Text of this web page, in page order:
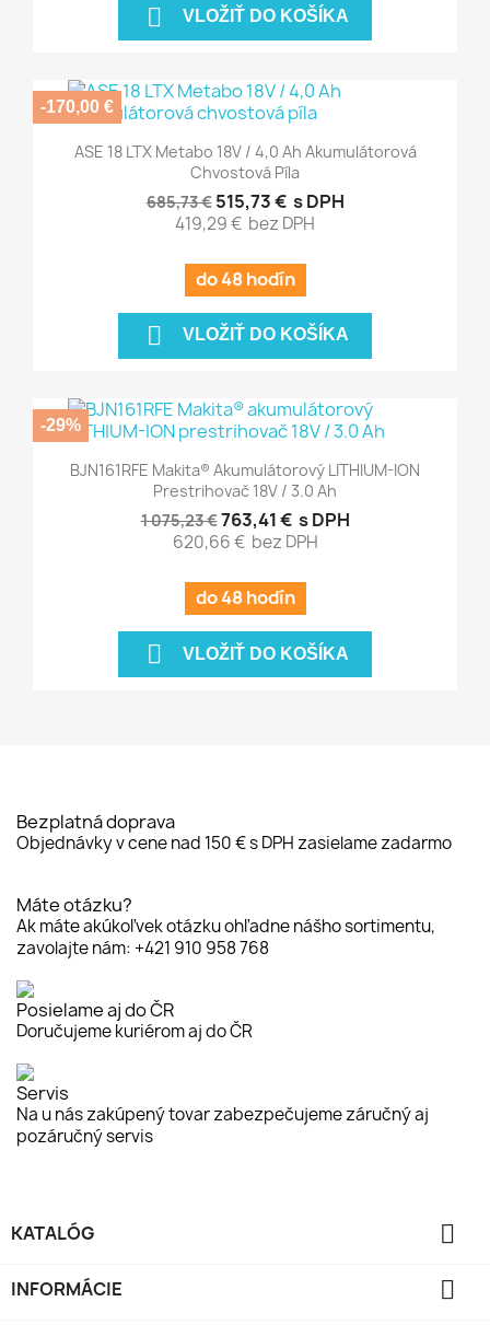
 VLOŽIŤ DO KOŠÍKA
ASE 18 LTX Metabo 18V / 4,0 Ah Akumulátorová
Chvostová Píla
685,73 € 515,73 € s DPH
419,29 € bez DPH
do 48 hodín
 VLOŽIŤ DO KOŠÍKA
-170,00 €
BJN161RFE Makita® Akumulátorový LITHIUM-ION
Prestrihovač 18V / 3.0 Ah
1 075,23 €763,41 € s DPH
620,66 € bez DPH
do 48 hodín
 VLOŽIŤ DO KOŠÍKA
-29%
Bezplatná doprava
Objednávky v cene nad 150 € s DPH zasielame zadarmo
Máte otázku?
Ak máte akúkoľvek otázku ohľadne nášho sortimentu,
zavolajte nám: +421 910 958 768
Posielame aj do ČR
Doručujeme kuriérom aj do ČR
Servis
Na u nás zakúpený tovar zabezpečujeme záručný aj
pozáručný servis
KATALÓG 
INFORMÁCIE 